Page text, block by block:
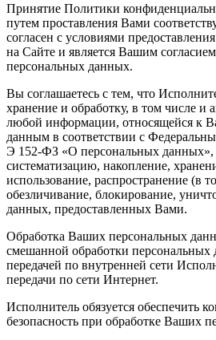
Принятие Политики
путем проставления Вами
согласен с условиями
на Сайте и является Вашим
персональных данных.
Вы соглашаетесь с тем, что
хранение и обработку, в том числе и
любой информации, относящейся к
данным в соответствии с
Э 152-ФЗ «О персональных данных»,
систематизацию, накопление,
использование, распространение (в
обезличивание, блокирование,
данных, предоставленных Вами.
Обработка Ваших персональных
смешанной обработки персональных
передачей по внутренней сети
передачи по сети Интернет.
Исполнитель обязуется обеспечить
безопасность при обработке Ваших